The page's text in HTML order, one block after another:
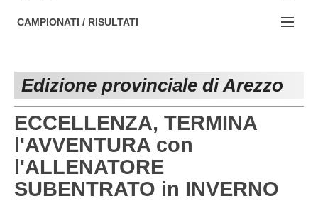
AREZZO
GROSSETO
LIVORNO
LUCCA
MASSA CARRARA
PISA
NOTIZIE:
Le iniziative di TOSCANA GOL
Beach soccer
Rappresentative regionali e provinciali
FIGC Toscana
Calcio femminile
CAMPIONATI / RISULTATI
NAZIONALI
Edizione provinciale di Arezzo
ECCELLENZA, TERMINA
l'AVVENTURA con
l'ALLENATORE
SUBENTRATO in INVERNO